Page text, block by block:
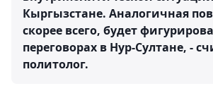
Кыргызстане. Аналогичная
скорее всего, будет
переговорах в Нур-Султане, -
политолог.